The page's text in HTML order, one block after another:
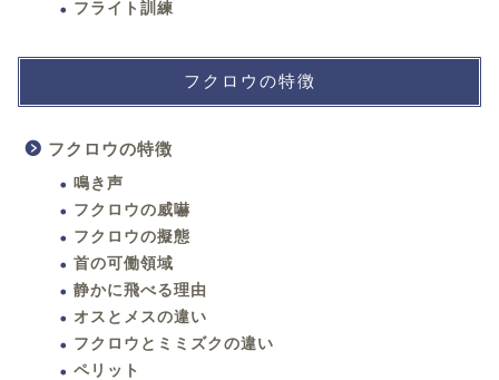
フライト訓練
フクロウの特徴
フクロウの特徴
鳴き声
フクロウの威嚇
フクロウの擬態
首の可働領域
静かに飛べる理由
オスとメスの違い
フクロウとミミズクの違い
ペリット